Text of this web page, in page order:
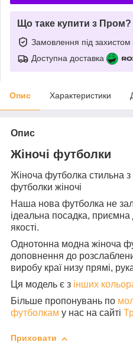
Що таке купити з Пром?
Замовлення під захистом
Доступна доставка
Опис Характеристики
Опис
Жіночі футболки
Жіноча футболка стильна з
футболки жіночі
Наша нова футболка не
ідеальна посадка, приємна
якості.
Однотонна модна жіноча
доповнення до
виробу краї низу прямі,
Ця модель є з інших
Більше пропонувань по
футболкам у нас на сайті
Приховати